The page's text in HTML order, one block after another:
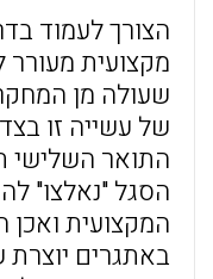
הצורך לעמוד
מקצועית מעורר
שעולה מן
של עשייה זו
התואר השלישי
הסגל "נאלצו"
המקצועית ואכן
באתגרים יוצרת